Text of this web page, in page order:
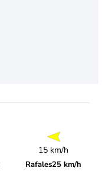
15 km/h
Rafales25 km/h